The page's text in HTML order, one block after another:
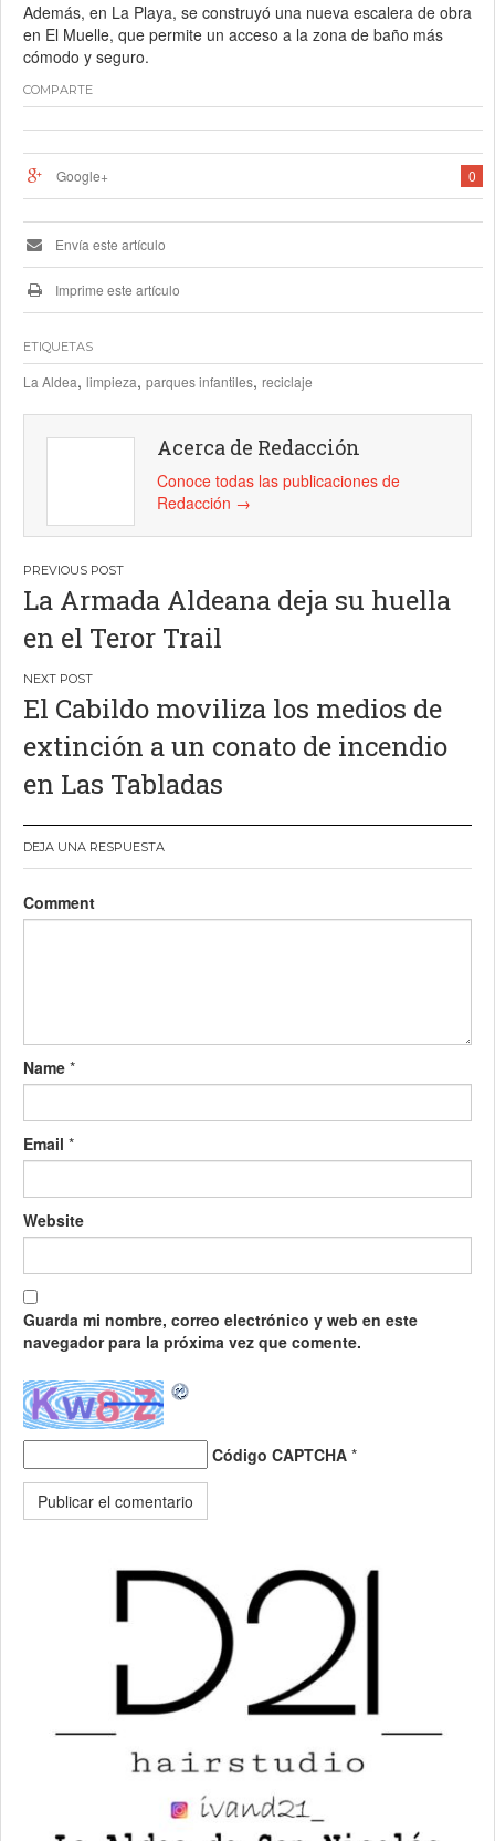
Además, en La Playa, se construyó una nueva escalera de obra
en El Muelle, que permite un acceso a la zona de baño más
cómodo y seguro.
COMPARTE
0
Google+
Envía este artículo
Imprime este artículo
ETIQUETAS
La Aldea, limpieza, parques infantiles, reciclaje
Acerca de Redacción
Conoce todas las publicaciones de
Redacción →
Navegación
de
entradas
La Armada Aldeana deja su huella
en el Teror Trail
El Cabildo moviliza los medios de
extinción a un conato de incendio
en Las Tabladas
DEJA UNA RESPUESTA
Comment
Name *
Email *
Website
Guarda mi nombre, correo electrónico y web en este
navegador para la próxima vez que comente.
Código CAPTCHA *